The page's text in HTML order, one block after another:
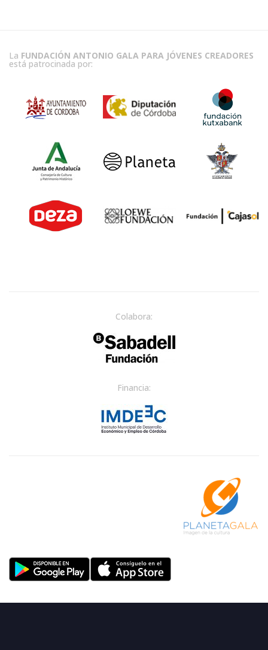
La FUNDACIÓN ANTONIO GALA PARA JÓVENES CREADORES
está patrocinada por:
Colabora:
Financia: